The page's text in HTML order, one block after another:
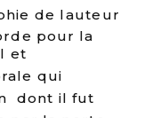
de lauteur
pour la
et
qui
 dont il fut